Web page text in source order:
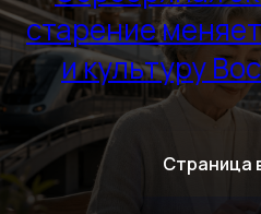
старение
и культуру
Страница